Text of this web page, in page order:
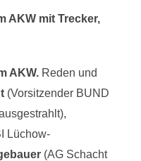
AKW mit Trecker,
AKW.Reden und
(Vorsitzender BUND
Lüchow-
(AG Schacht